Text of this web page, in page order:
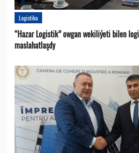
Logistika
“Hazar Logistik” owgan wekiliýeti bilen
maslahatlaşdy